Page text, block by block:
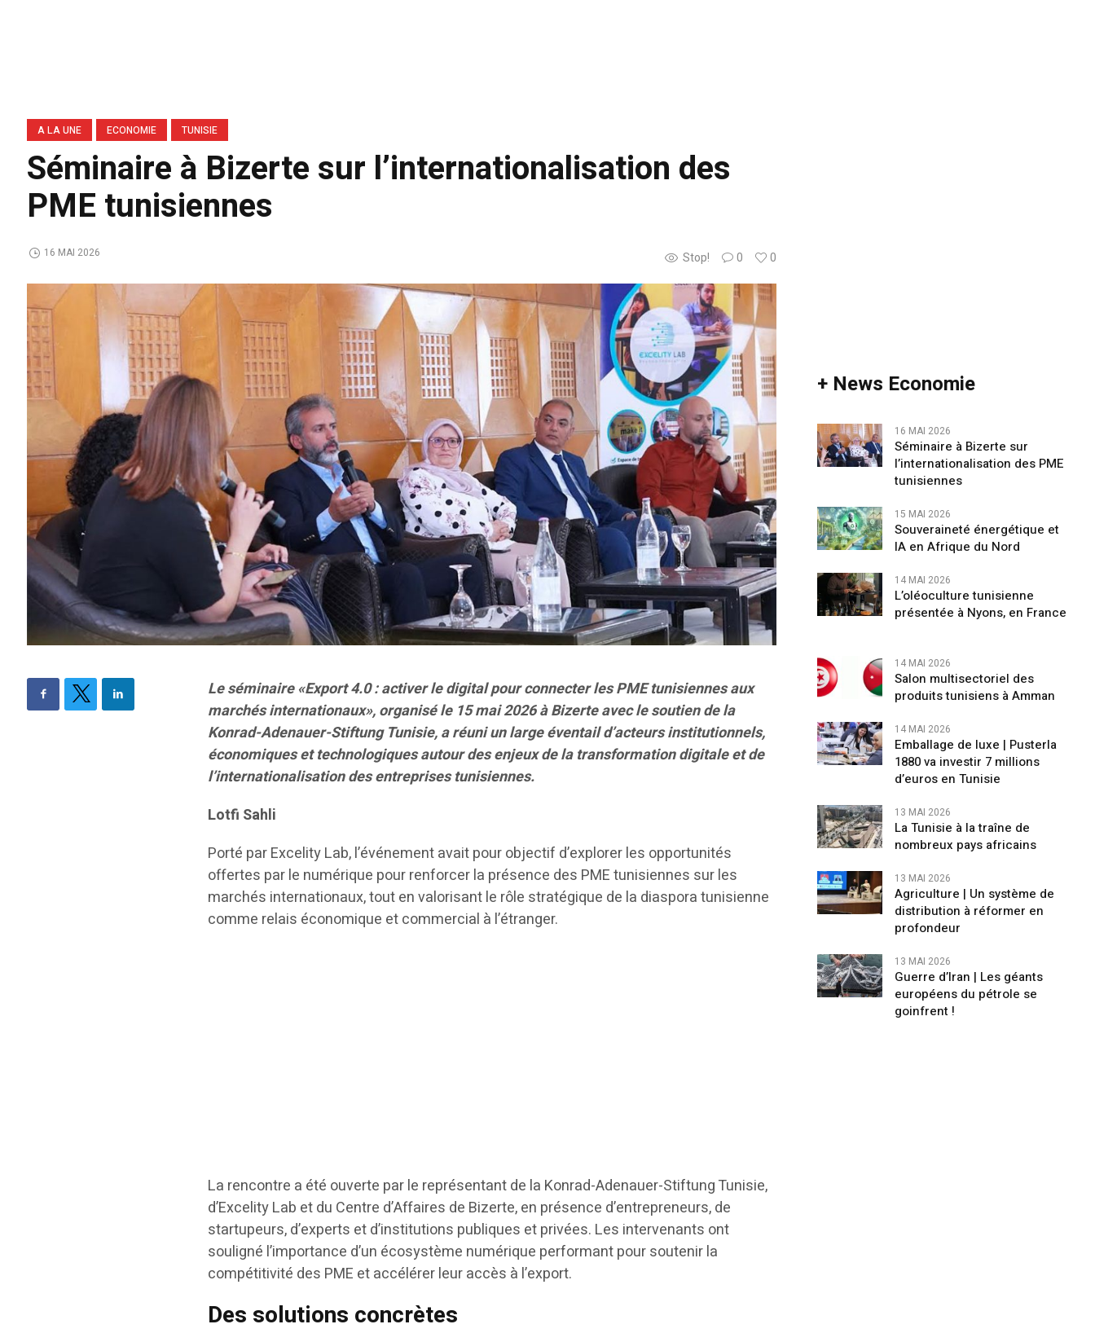
A LA UNE ECONOMIE TUNISIE
Séminaire à Bizerte sur l’internationalisation des
PME tunisiennes
Stop! 0 0
16 MAI 2026
Le séminaire «Export 4.0 : activer le digital pour connecter les PME tunisiennes aux
marchés internationaux», organisé le 15 mai 2026 à Bizerte avec le soutien de la
Konrad-Adenauer-Stiftung Tunisie, a réuni un large éventail d’acteurs institutionnels,
économiques et technologiques autour des enjeux de la transformation digitale et de
l’internationalisation des entreprises tunisiennes.
Lotfi Sahli
Porté par Excelity Lab, l’événement avait pour objectif d’explorer les opportunités
offertes par le numérique pour renforcer la présence des PME tunisiennes sur les
marchés internationaux, tout en valorisant le rôle stratégique de la diaspora tunisienne
comme relais économique et commercial à l’étranger.
La rencontre a été ouverte par le représentant de la Konrad-Adenauer-Stiftung Tunisie,
d’Excelity Lab et du Centre d’Affaires de Bizerte, en présence d’entrepreneurs, de
startupeurs, d’experts et d’institutions publiques et privées. Les intervenants ont
souligné l’importance d’un écosystème numérique performant pour soutenir la
compétitivité des PME et accélérer leur accès à l’export.
Des solutions concrètes
+ News Economie
16 MAI 2026
Séminaire à Bizerte sur
l’internationalisation des PME
tunisiennes
15 MAI 2026
Souveraineté énergétique et
IA en Afrique du Nord
14 MAI 2026
L’oléoculture tunisienne
présentée à Nyons, en France
14 MAI 2026
Salon multisectoriel des
produits tunisiens à Amman
14 MAI 2026
Emballage de luxe | Pusterla
1880 va investir 7 millions
d’euros en Tunisie
13 MAI 2026
La Tunisie à la traîne de
nombreux pays africains
13 MAI 2026
Agriculture | Un système de
distribution à réformer en
profondeur
13 MAI 2026
Guerre d’Iran | Les géants
européens du pétrole se
goinfrent !